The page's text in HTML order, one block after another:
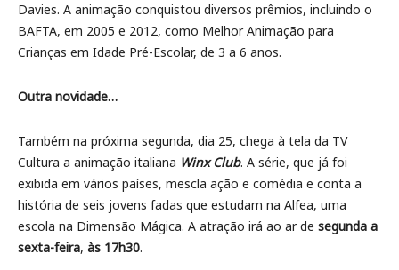
Davies. A animação conquistou diversos prêmios, incluindo o
BAFTA, em 2005 e 2012, como Melhor Animação para
Crianças em Idade Pré-Escolar, de 3 a 6 anos.
Outra novidade…
Também na próxima segunda, dia 25, chega à tela da TV
Cultura a animação italiana Winx Club. A série, que já foi
exibida em vários países, mescla ação e comédia e conta a
história de seis jovens fadas que estudam na Alfea, uma
escola na Dimensão Mágica. A atração irá ao ar de segunda a
sexta-feira, às 17h30.